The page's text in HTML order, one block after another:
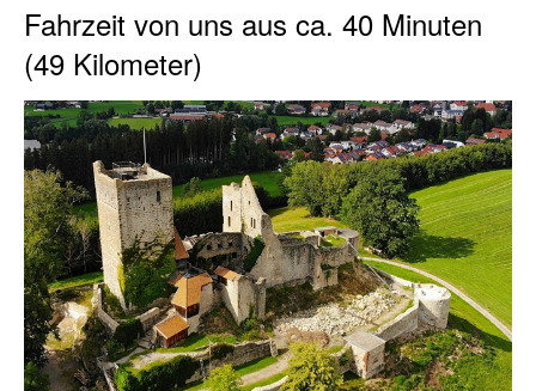
Fahrzeit von uns aus ca. 40 Minuten
(49 Kilometer)